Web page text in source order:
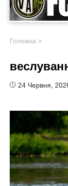
Головна >
24 Червня,